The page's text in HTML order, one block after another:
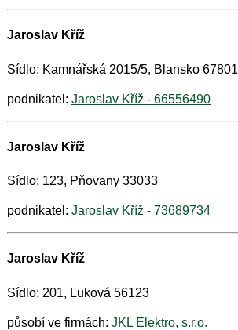
Jaroslav Kříž
Sídlo: Kamnářská 2015/5, Blansko 67801
podnikatel: Jaroslav Kříž - 66556490
Jaroslav Kříž
Sídlo: 123, Pňovany 33033
podnikatel: Jaroslav Kříž - 73689734
Jaroslav Kříž
Sídlo: 201, Luková 56123
působí ve firmách: JKL Elektro, s.r.o.